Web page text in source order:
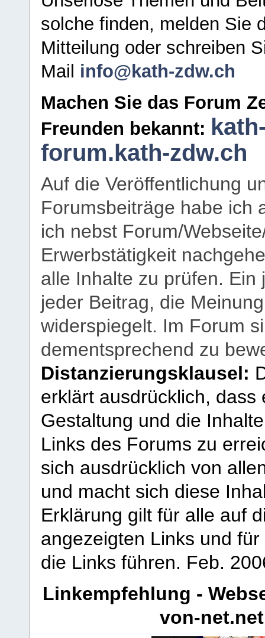
solche finden, melden Sie
Mitteilung oder schreiben
Mail info@kath-zdw.ch
Machen Sie das Forum
Freunden bekannt:
forum.kath-zdw.ch
Auf die Veröffentlichung
Forumsbeiträge habe ich
ich nebst Forum/
Erwerbstätigkeit
alle Inhalte zu prüfen.
jeder Beitrag, die
widerspiegelt. Im Forum
dementsprechend zu
Distanzierungsklausel:
erklärt ausdrücklich,
Gestaltung und die
Links des Forums zu
sich ausdrücklich von
und macht sich diese
Erklärung gilt für alle auf
angezeigten Links und
die Links führen. Feb.
Linkempfehlung -
von-net.net